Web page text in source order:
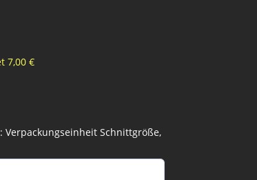
7,00 €
Verpackungseinheit Schnittgröße,